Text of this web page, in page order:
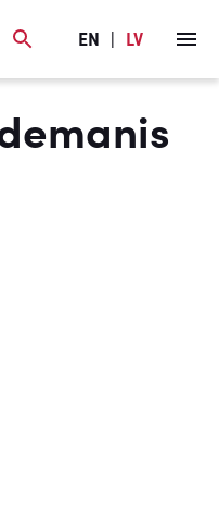
EN LV